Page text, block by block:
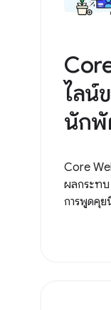
ไลน์
นักพั
Core
ผลกระทบ
การพูดคุย